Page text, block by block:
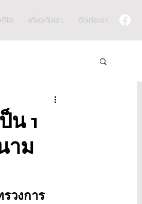
โอ เกี่ยวกับเรา ติดต่อเรา
น 1
าม
วงการ